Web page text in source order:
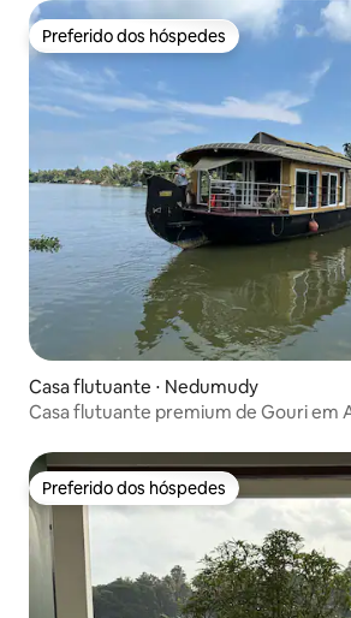
Preferido dos hóspedes
Preferido dos hóspedes
Casa flutuante ⋅ Nedumudy
Casa flutuante premium de Gouri em
Preferido dos hóspedes
Preferido dos hóspedes